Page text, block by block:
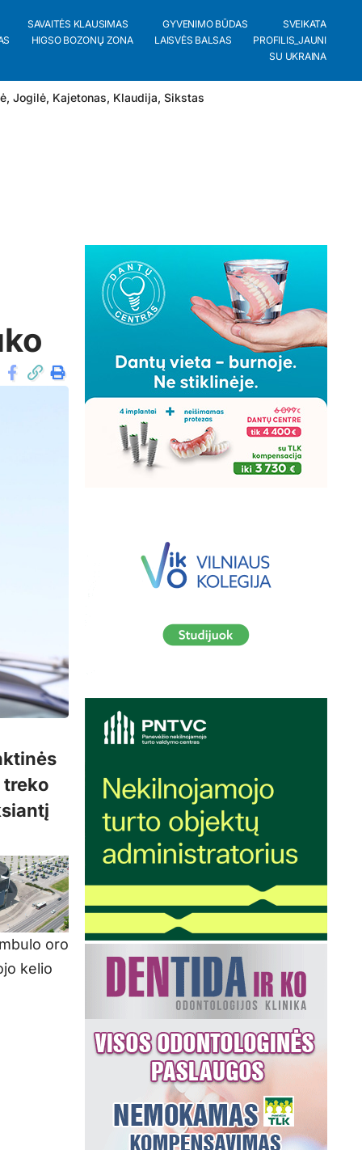
SAVAITĖS KLAUSIMAS GYVENIMO BŪDAS
SVEIKATA
HIGSO BOZONŲ ZONA LAISVĖS BALSAS
PROFILIS_JAUNI
SU UKRAINA
, Jogilė, Kajetonas, Klaudija, Sikstas
treko
oro
kelio